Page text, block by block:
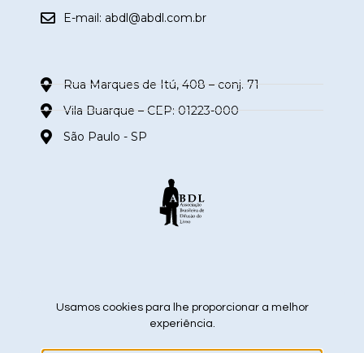
E-mail: abdl@abdl.com.br
Rua Marques de Itú, 408 – conj. 71
Vila Buarque – CEP: 01223-000
São Paulo - SP
siga nas redes sociais
Usamos cookies para lhe proporcionar a melhor
experiência.